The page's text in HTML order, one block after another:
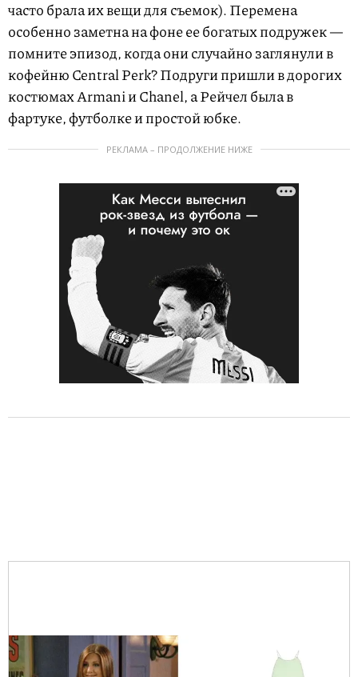
часто брала их вещи для съемок). Перемена
особенно заметна на фоне ее богатых подружек —
помните эпизод, когда они случайно заглянули в
кофейню Central Perk? Подруги пришли в дорогих
костюмах Armani и Chanel, а Рейчел была в
фартуке, футболке и простой юбке.
РЕКЛАМА – ПРОДОЛЖЕНИЕ НИЖЕ